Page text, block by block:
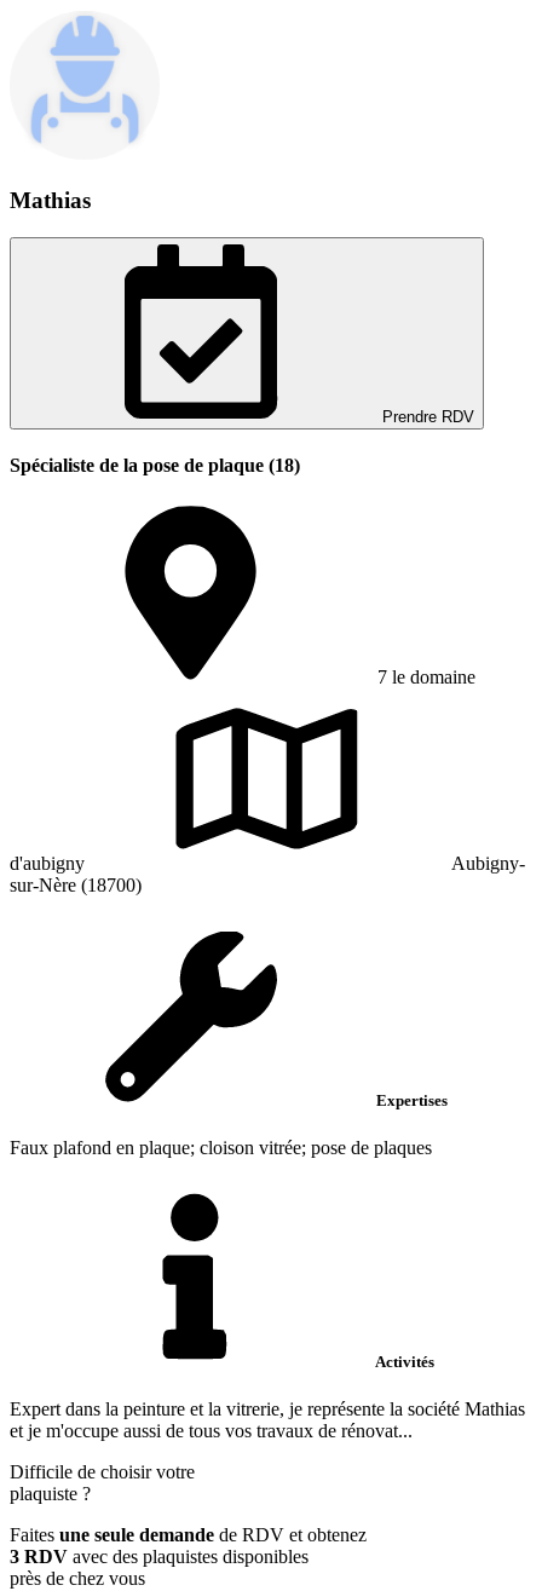
Mathias
Prendre RDV
Spécialiste de la pose de plaque (18)
7 le domaine
d'aubigny
Aubigny-
sur-Nère (18700)
Expertises
Faux plafond en plaque; cloison vitrée; pose de plaques
Activités
Expert dans la peinture et la vitrerie, je représente la société Mathias
et je m'occupe aussi de tous vos travaux de rénovat...
Difficile de choisir votre
plaquiste ?
Faites une seule demande de RDV et obtenez
3 RDV avec des plaquistes disponibles
près de chez vous